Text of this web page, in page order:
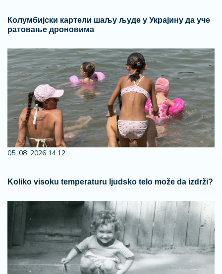
Колумбијски картели шаљу људе у Украјину да уче
ратовање дроновима
05. 08. 2026 14:12
Koliko visoku temperaturu ljudsko telo može da izdrži?